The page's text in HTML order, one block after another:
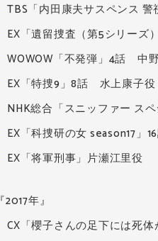
TBS「内田康夫サスペンス
EX「遺留捜査（第5シリー
WOWOW「不発弾」4話 中
EX「特捜9」8話 水上康子役
NHK総合「スニッファー ス
EX「科捜研の女 season17」
EX「将軍刑事」片瀬江里役
『2017年』
CX「櫻子さんの足下には死